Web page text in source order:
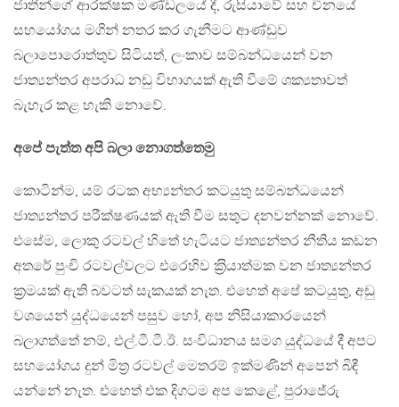
ජාතීන්ගේ ආරක්ෂක මණ්ඩලයේ දී, රුසියාවේ සහ චීනයේ
සහයෝගය මගින් නතර කර ගැනීමට ආණ්ඩුව
බලාපොරොත්තුව සිටියත්, ලංකාව සම්බන්ධයෙන් වන
ජාත්‍යන්තර අපරාධ නඩු විභාගයක් ඇති වීමේ ශක්‍යතාවත්
බැහැර කළ හැකි නොවේ.
අපේ පැත්ත අපි බලා නොගත්තෙමු
කොටින්ම, යම් රටක අභ්‍යන්තර කටයුතු සම්බන්ධයෙන්
ජාත්‍යන්තර පරීක්ෂණයක් ඇති වීම සතුට දනවන්නක් නොවේ.
එසේම, ලොකු රටවල් හිතේ හැටියට ජාත්‍යන්තර නීතිය කඩන
අතරේ පුංචි රටවල්වලට එරෙහිව ක‍්‍රියාත්මක වන ජාත්‍යන්තර
ක‍්‍රමයක් ඇති බවටත් සැකයක් නැත. එහෙත් අපේ කටයුතු, අඩු
වශයෙන් යුද්ධයෙන් පසුව හෝ, අප නිසියාකාරයෙන්
බලාගත්තේ නම්, එල්.ටී.ටී.ඊ. සංවිධානය සමග යුද්ධයේ දී අපට
සහයෝගය දුන් මිත‍්‍ර රටවල් මෙතරම් ඉක්මණින් අපෙන් බිඳී
යන්නේ නැත. එහෙත් එක දිගටම අප කෙළේ, පුරාජේරු